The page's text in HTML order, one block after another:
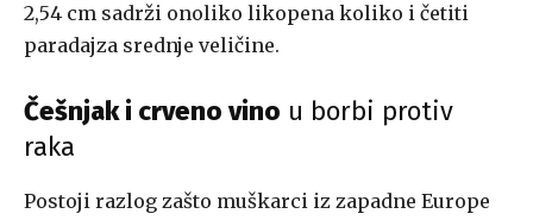
2,54 cm sadrži onoliko likopena koliko i četiti
paradajza srednje veličine.
Češnjak i crveno vino u borbi protiv
raka
Postoji razlog zašto muškarci iz zapadne Europe